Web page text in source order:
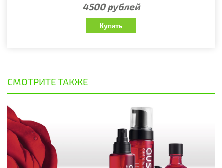
4500 рублей
Купить
СМОТРИТЕ ТАКЖЕ